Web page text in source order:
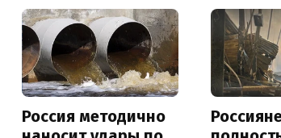
Россия методично